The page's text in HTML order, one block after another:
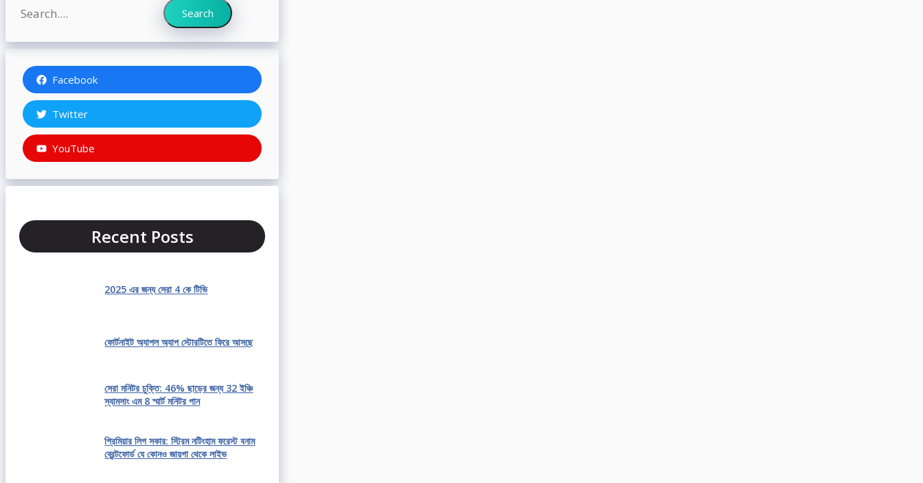
Search
Facebook
Twitter
YouTube
Recent Posts
2025 এর জন্য সেরা 4 কে টিভি
ফোর্টনাইট অ্যাপল অ্যাপ স্টোরটিতে ফিরে আসছে
সেরা মনিটর চুক্তি: 46% ছাড়ের জন্য 32 ইঞ্চি
স্যামসাং এম 8 স্মার্ট মনিটর পান
প্রিমিয়ার লিগ সকার: স্ট্রিম নটিংহাম ফরেস্ট বনাম
ব্রেন্টফোর্ড যে কোনও জায়গা থেকে লাইভ